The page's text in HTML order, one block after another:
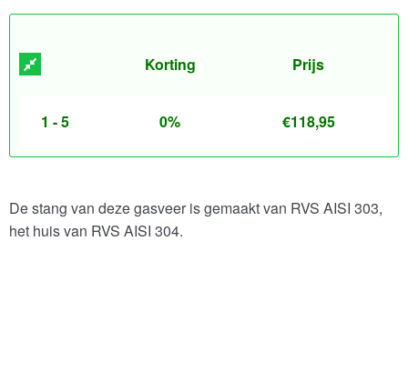
Korting Prijs
1 - 5 0% €118,95
De stang van deze gasveer is gemaakt van RVS AISI 303,
het huis van RVS AISI 304.